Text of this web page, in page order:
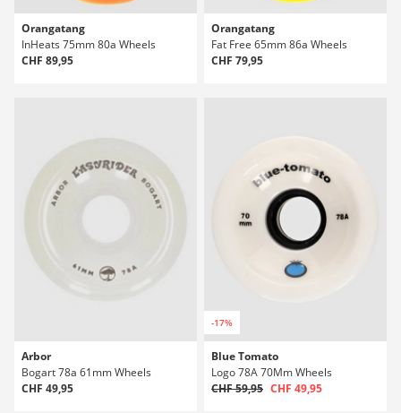
Orangatang
InHeats 75mm 80a Wheels
CHF 89,95
Orangatang
Fat Free 65mm 86a Wheels
CHF 79,95
Arbor
Bogart 78a 61mm Wheels
CHF 49,95
-17%
Blue Tomato
Logo 78A 70Mm Wheels
CHF 59,95 CHF 49,95